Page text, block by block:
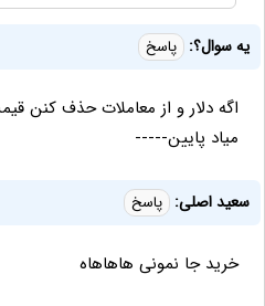
یه سوال؟: پاسخ
اگه دلار و از معاملات حذف کنن
میاد پایین-----
سعید اصلی: پاسخ
خرید جا نمونی هاهاهاه